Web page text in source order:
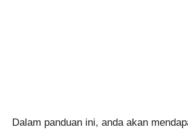
Dalam panduan ini, anda akan